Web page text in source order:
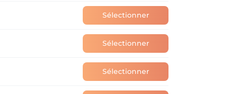
Sélectionner
Sélectionner
Sélectionner